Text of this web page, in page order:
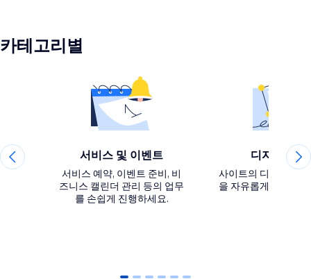
카테고리별
서비스 및 이벤트
서비스 예약, 이벤트 준비, 비
즈니스 캘린더 관리 등의 업무
를 손쉽게 진행하세요.
디자인 요소
사이트의 디자인 및
을 자유롭게 사용자